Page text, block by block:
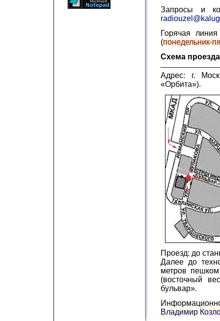
Запросы и
Горячая
(понедельник-
Схема
Адрес: г.
«Орбита»).
Проезд: до
Далее до
метров
(восточный
бульвар».
Владимир